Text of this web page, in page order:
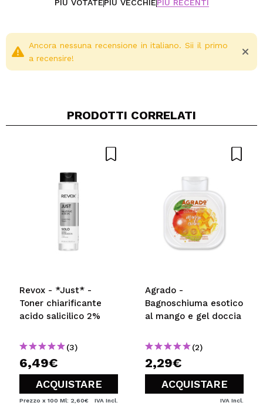
PIÙ VOTATE PIÙ VECCHIE PIÙ RECENTI
Il tuo video potrebbe essere il primo. Immaginalo...
Consiglieresti questo acquisto? Si No
Ancora nessuna recensione in italiano. Sii il primo
a recensire!
PRODOTTI CORRELATI
Revox - *Just* -
Toner chiarificante
acido salicilico 2%
(3)
6,49€
ACQUISTARE
Prezzo x 100 Ml: 2,60€ IVA Incl.
Agrado -
Bagnoschiuma esotico
al mango e gel doccia
(2)
2,29€
ACQUISTARE
IVA Incl.